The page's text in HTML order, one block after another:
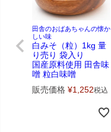
田舎のおばあちゃんの懐か
しい味
白みそ（粒）1kg 量
り売り 袋入り
国産原料使用 田舎味
噌 粒白味噌
販売価格 ¥1,252税込